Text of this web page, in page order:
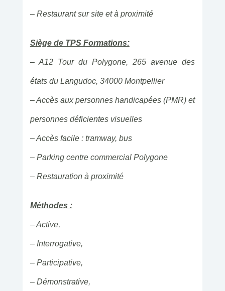
– Restaurant sur site et à proximité
Siège de TPS Formations:
– A12 Tour du Polygone, 265 avenue des
états du Langudoc, 34000 Montpellier
– Accès aux personnes handicapées (PMR) et
personnes déficientes visuelles
– Accès facile : tramway, bus
– Parking centre commercial Polygone
– Restauration à proximité
Méthodes :
– Active,
– Interrogative,
– Participative,
– Démonstrative,